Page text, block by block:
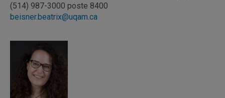
(514) 987-3000 poste 8400
beisner.beatrix@uqam.ca